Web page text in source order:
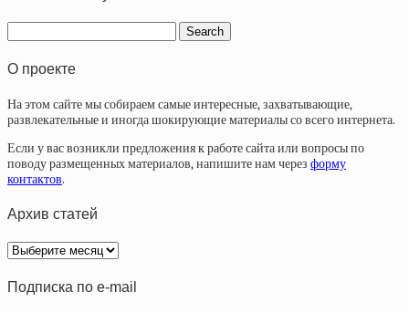
О проекте
На этом сайте мы собираем самые интересные, захватывающие,
развлекательные и иногда шокирующие материалы со всего интернета.
Если у вас возникли предложения к работе сайта или вопросы по
поводу размещенных материалов, напишите нам через форму
контактов.
Архив статей
Архив
статей
Подписка по e-mail